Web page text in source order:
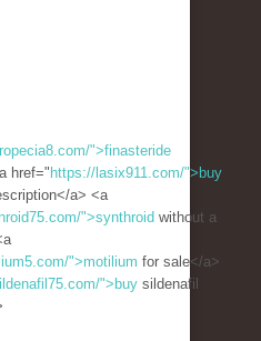
">finasteride
href=" https://lasix911.com/">buy
a> <a
">synthroid without a
">motilium for sale</a>
">buy sildenafil